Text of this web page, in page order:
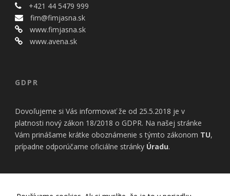
+421 44 5479 999
fim@fimjasna.sk
www.fimjasna.sk
www.avena.sk
GDPR
Dovoľujeme si Vás informovať že od 25.5.2018 je v
platnosti nový zákon 18/2018 o GDPR. Na našej stránke
Vám prinášame krátke oboznámenie s týmto zákonom TU,
prípadne odporúčame oficiálne stránky Úradu.